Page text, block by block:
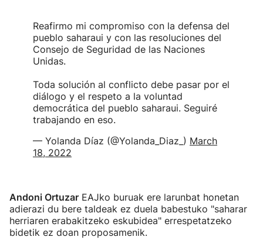
Reafirmo mi compromiso con la defensa del
pueblo saharaui y con las resoluciones del
Consejo de Seguridad de las Naciones
Unidas.
Toda solución al conflicto debe pasar por el
diálogo y el respeto a la voluntad
democrática del pueblo saharaui. Seguiré
trabajando en eso.
— Yolanda Díaz (@Yolanda_Diaz_) March
18, 2022
Andoni Ortuzar EAJko buruak ere larunbat honetan
adierazi du bere taldeak ez duela babestuko "saharar
herriaren erabakitzeko eskubidea" errespetatzeko
bidetik ez doan proposamenik.